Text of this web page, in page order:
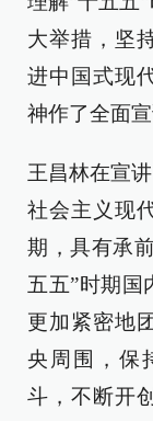
大举措，坚
进中国式现
神作了全面
王昌林在宣
社会主义现
期，具有承
五五”时期国
更加紧密地
央周围，保
斗，不断开